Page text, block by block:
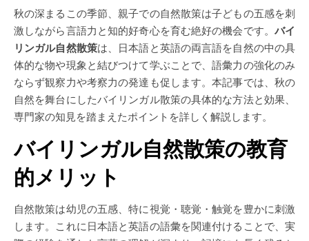
秋の深まるこの季節、親子での自然散策は子どもの五感を刺
激しながら言語力と知的好奇心を育む絶好の機会です。 バイ
リンガル自然散策は、日本語と英語の両言語を自然の中の具
体的な物や現象と結びつけて学ぶことで、語彙力の強化のみ
ならず観察力や考察力の発達も促します。本記事では、秋の
自然を舞台にしたバイリンガル散策の具体的な方法と効果、
専門家の知見を踏まえたポイントを詳しく解説します。
バイリンガル自然散策の教育
的メリット
自然散策は幼児の五感、特に視覚・聴覚・触覚を豊かに刺激
します。これに日本語と英語の語彙を関連付けることで、実